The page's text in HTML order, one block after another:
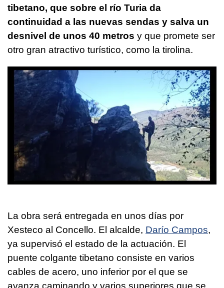
tibetano, que sobre el río Turia da
continuidad a las nuevas sendas y salva un
desnivel de unos 40 metros y que promete ser
otro gran atractivo turístico, como la tirolina.
La obra será entregada en unos días por
Xesteco al Concello. El alcalde, Darío Campos,
ya supervisó el estado de la actuación. El
puente colgante tibetano consiste en varios
cables de acero, uno inferior por el que se
avanza caminando y varios superiores que se